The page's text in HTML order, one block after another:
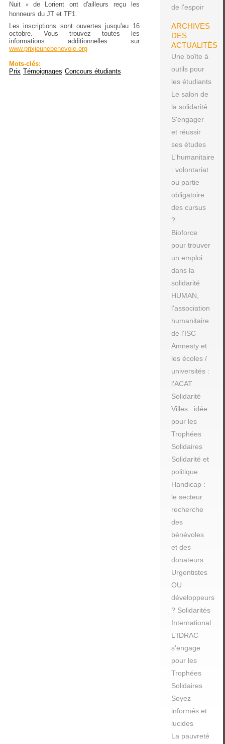
Nuit » de Lorient ont d'ailleurs reçu les
honneurs du JT et TF1.
Les inscriptions sont ouvertes jusqu'au 16
octobre. Vous trouvez toutes les
informations additionnelles sur
www.prixjeunebenevole.org
Mots-clés:
Prix Témoignages Concours étudiants
de l'espoir
ARCHIVES
DES
ACTUALITÉS
Une boîte à
outils pour
les étudiants
Le salon de
la solidarité
S'engager
et réussir
ses études
L'humanitaire
: volontariat
ou partie
obligatoire
des cursus
?
Bioforce
pour trouver
un emploi
dans la
solidarité
HUMAN,
l'association
humanitaire
de l'ISC
Amnesty et
les écoles /
universités :
l'ACAT
Solidarité
Villes : idée
pour les
Trophées
Solidaires
Solidarité et
politique
Handicap :
le secteur
recherche
des
bénévoles
et des
donateurs
Urgentistes
OU
développeurs
? Solidarités
International
L'IDRAC
s'engage
pour les
Trophées
Solidaires
Soyez
informés et
lucides
La pauvreté